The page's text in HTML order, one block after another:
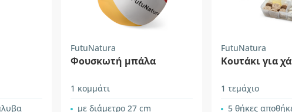
FutuNatura
Φουσκωτή μπάλα
1 κομμάτι
με διάμετρο 27 cm
FutuNatura
Κουτάκι για
1 τεμάχιο
5 θήκες